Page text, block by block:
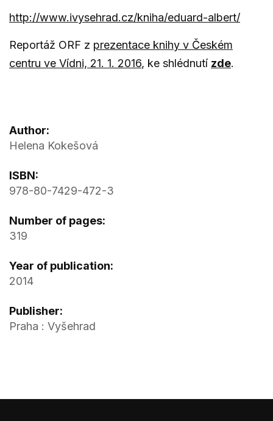
http://www.ivysehrad.cz/kniha/eduard-albert/
Reportáž ORF z prezentace knihy v Českém
centru ve Vídni, 21. 1. 2016, ke shlédnutí zde.
Author:
Helena Kokešová
ISBN:
978-80-7429-472-3
Number of pages:
319
Year of publication:
2014
Publisher:
Praha : Vyšehrad